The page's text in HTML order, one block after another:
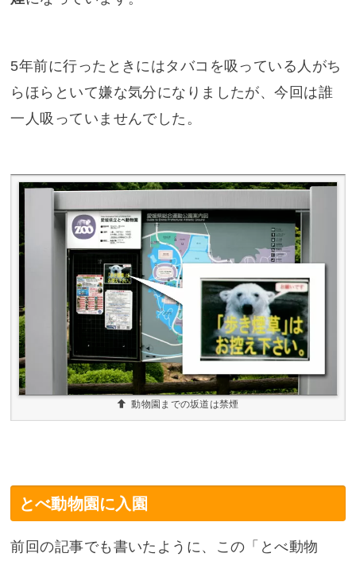
5年前に行ったときにはタバコを吸っている人がち
らほらといて嫌な気分になりましたが、今回は誰
一人吸っていませんでした。
動物園までの坂道は禁煙
とべ動物園に入園
前回の記事でも書いたように、この「とべ動物